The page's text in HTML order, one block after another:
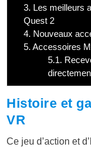
3. Les meilleurs
Quest 2
4. Nouveaux
5. Accessoires
5.1.
Histoire et
VR
Ce jeu d’action et